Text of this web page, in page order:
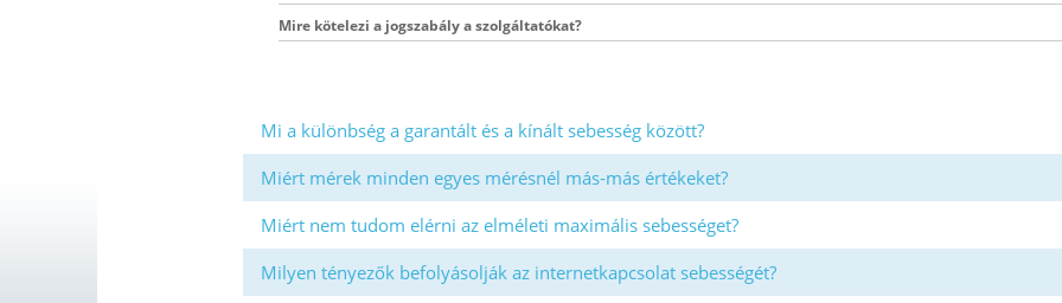
Mire kötelezi a jogszabály a szolgáltatókat?
Mi a különbség a garantált és a kínált sebesség között?
Miért mérek minden egyes mérésnél más-más értékeket?
Miért nem tudom elérni az elméleti maximális sebességet?
Milyen tényezők befolyásolják az internetkapcsolat sebességét?